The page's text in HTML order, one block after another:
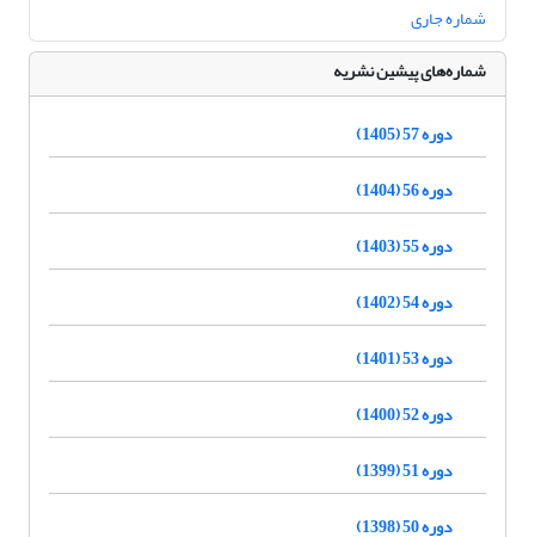
شماره جاری
شماره‌های پیشین نشریه
دوره 57 (1405)
دوره 56 (1404)
دوره 55 (1403)
دوره 54 (1402)
دوره 53 (1401)
دوره 52 (1400)
دوره 51 (1399)
دوره 50 (1398)